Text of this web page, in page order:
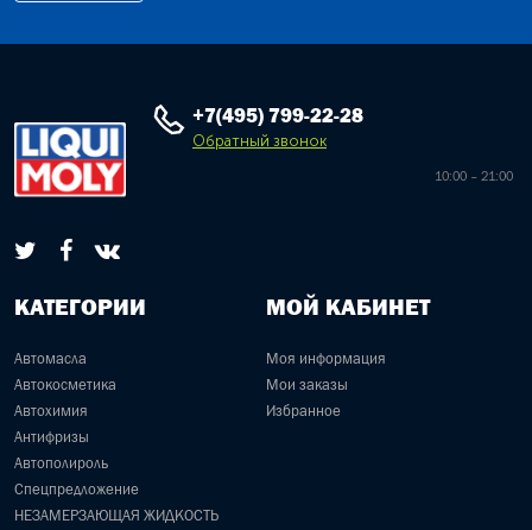
+7(495) 799-22-28
Обратный звонок
10:00 – 21:00
КАТЕГОРИИ
Автомасла
Автокосметика
Автохимия
Антифризы
Автополироль
Спецпредложение
НЕЗАМЕРЗАЮЩАЯ ЖИДКОСТЬ
МОЙ КАБИНЕТ
Моя информация
Мои заказы
Избранное